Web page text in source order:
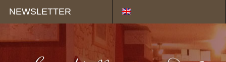
NEWSLETTER
Panneau de gestion des cookies